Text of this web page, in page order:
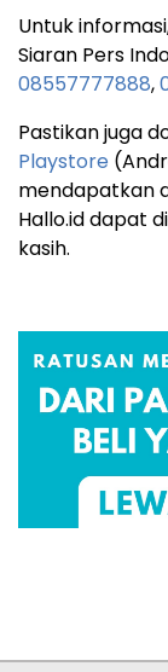
Untuk
Siaran Pers
08557777888,
Pastikan juga
Playstore
mendapatkan
Hallo.id dapat
kasih.